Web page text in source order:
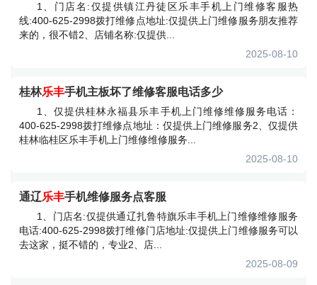
1、门店名:仅提供镇江丹徒区乐丰手机上门维修客服热
线:400-625-2998拨打维修点地址:仅提供上门维修服务朋友推荐
来的，很不错2、店铺名称:仅提供...
2025-08-10
桂林乐丰手机主板坏了维修客服电话多少
1、仅提供桂林永福县乐丰手机上门维修维修服务电话：
400-625-2998拨打维修点地址：仅提供上门维修服务2、仅提供
桂林临桂区乐丰手机上门维修维修服务...
2025-08-10
通辽乐丰手机维修服务点客服
1、门店名:仅提供通辽扎鲁特旗乐丰手机上门维修维修服务
电话:400-625-2998拨打维修门店地址:仅提供上门维修服务可以
去这家，挺不错的，专业2、店...
2025-08-09